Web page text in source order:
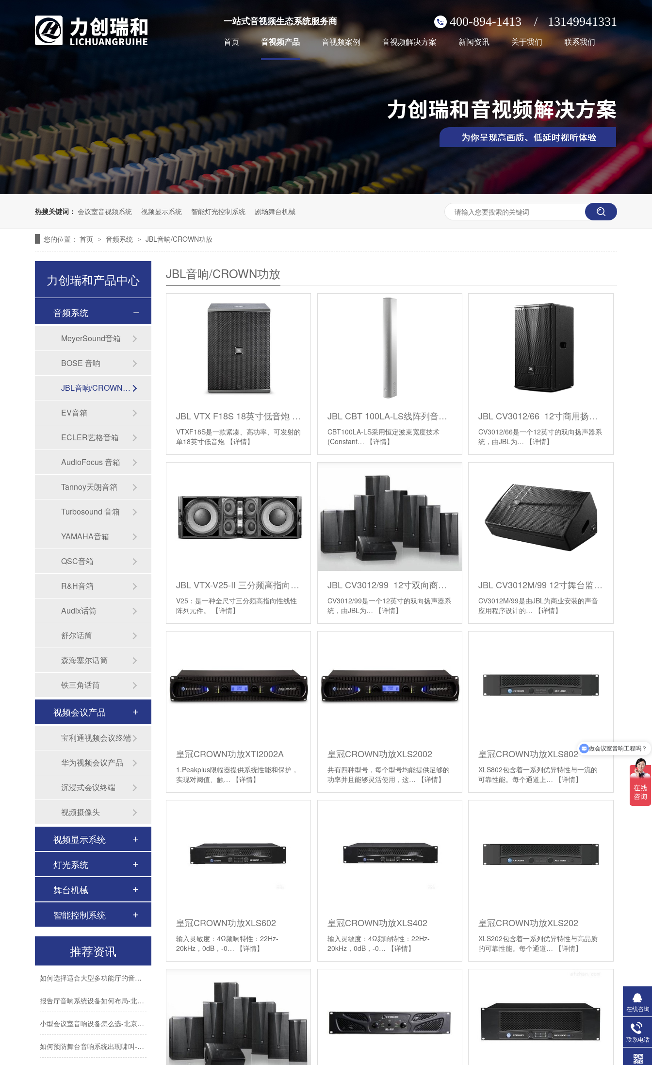
400-894-1413 / 13149941331
一站式音视频生态系统服务商
首页 音视频产品 音视频案例 音视频解决方案 新闻资讯 关于我们 联系我们
热搜关键词： 会议室音视频系统 视频显示系统 智能灯光控制系统 剧场舞台机械
您的位置： 首页 > 音频系统 > JBL音响/CROWN功放
JBL音响/CROWN功放
JBL VTX F18S 18英寸低音炮 剧场音箱 流动演出音箱
VTXF18S是一款紧凑、高功率、可发射的
单18英寸低音炮 【详情】
JBL CBT 100LA-LS线阵列音柱扬声器
CBT100LA-LS采用恒定波束宽度技术
(Constant…
【详情】
JBL CV3012/66 12寸商用扬声器
CV3012/66是一个12英寸的双向扬声器系
统，由JBL为…
【详情】
JBL VTX-V25-II 三分频高指向性线性阵列音箱
V25：是一种全尺寸三分频高指向性线性
阵列元件。
【详情】
JBL CV3012/99 12寸双向商用扬声器
CV3012/99是一个12英寸的双向扬声器系
统，由JBL为…
【详情】
JBL CV3012M/99 12寸舞台监听扬声器
CV3012M/99是由JBL为商业安装的声音
应用程序设计的…
【详情】
皇冠CROWN功放XTI2002A
1.Peakplus限幅器提供系统性能和保护，
实现对阈值、触…
【详情】
皇冠CROWN功放XLS2002
共有四种型号，每个型号均能提供足够的
功率并且能够灵活使用，这…
【详情】
皇冠CROWN功放XLS802
XLS802包含着一系列优异特性与一流的
可靠性能。每个通道上…
【详情】
皇冠CROWN功放XLS602
输入灵敏度：4Ω频响特性：22Hz-
20kHz，0dB，-0…
【详情】
皇冠CROWN功放XLS402
输入灵敏度：4Ω频响特性：22Hz-
20kHz，0dB，-0…
【详情】
皇冠CROWN功放XLS202
XLS202包含着一系列优异特性与高品质
的可靠性能。每个通道…
【详情】
力创瑞和产品中心
音频系统
MeyerSound音箱
BOSE 音响
JBL音响/CROWN功放
EV音箱
ECLER艺格音箱
AudioFocus 音箱
Tannoy天朗音箱
Turbosound 音箱
YAMAHA音箱
QSC音箱
R&H音箱
Audix话筒
舒尔话筒
森海塞尔话筒
铁三角话筒
视频会议产品
宝利通视频会议终端
华为视频会议产品
沉浸式会议终端
视频摄像头
视频显示系统
灯光系统
舞台机械
智能控制系统
推荐资讯
学校广播系统搭建需要满足哪些功能-北京力创瑞和
无纸化会议系统优势分析-北京力创瑞和
会议室音响电流声怎么消除-会议室常见问题
酒店宴会音响系统设计-怎样布局
在线咨询
联系电话
做会议室音响工程吗？